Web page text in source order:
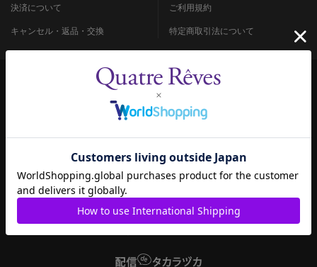
決済について
キャンセル・返品・交換
ご利用規約
特定商取引法について